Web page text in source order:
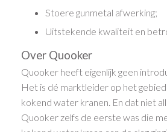
Stoere gunmetal afwerking;
Uitstekende kwaliteit en
Over Quooker
Quooker heeft eigenlijk geen
Het is dé marktleider op het
kokend water kranen. En dat niet
Quooker zelfs de eerste was die